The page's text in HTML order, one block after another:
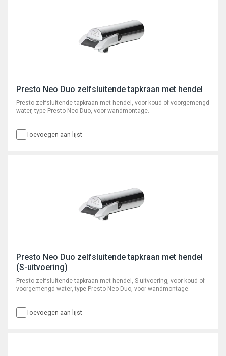
Presto Neo Duo zelfsluitende tapkraan met hendel
Presto zelfsluitende tapkraan met hendel, voor koud of voorgemengd
water, type Presto Neo Duo, voor wandmontage.
Toevoegen aan lijst
Presto Neo Duo zelfsluitende tapkraan met hendel
(S-uitvoering)
Presto zelfsluitende tapkraan met hendel, S-uitvoering, voor koud of
voorgemengd water, type Presto Neo Duo, voor wandmontage.
Toevoegen aan lijst